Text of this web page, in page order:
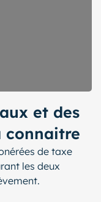
et des
connaitre
de taxe
les deux